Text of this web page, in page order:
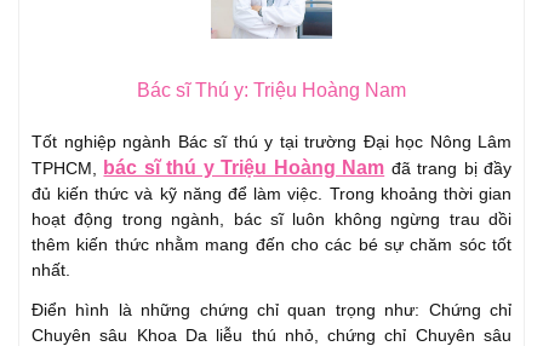
Bác sĩ Thú y: Triệu Hoàng Nam
Tốt nghiệp ngành Bác sĩ thú y tại trường Đại học Nông Lâm
TPHCM,
bác sĩ thú y Triệu Hoàng Nam đã trang bị đầy
đủ kiến thức và kỹ năng để làm việc. Trong khoảng thời gian
hoạt động trong ngành, bác sĩ luôn không ngừng trau dồi
thêm kiến thức nhằm mang đến cho các bé sự chăm sóc tốt
nhất.
Điển hình là những chứng chỉ quan trọng như: Chứng chỉ
Chuyên sâu Khoa Da liễu thú nhỏ, chứng chỉ Chuyên sâu